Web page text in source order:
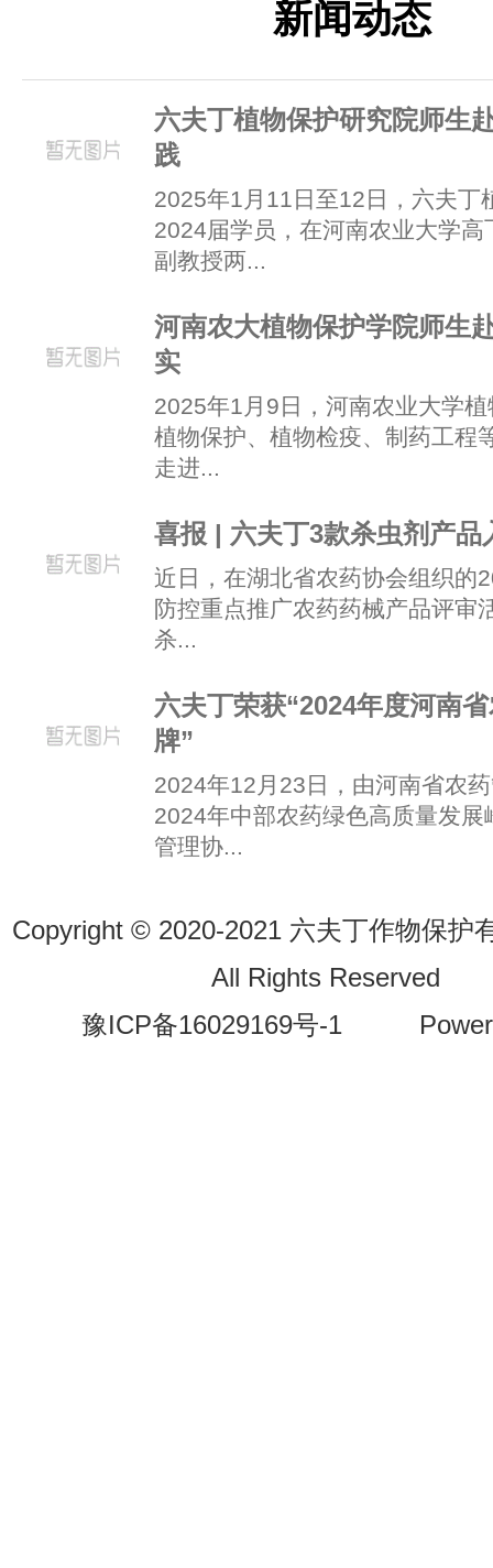
新闻动态
六夫丁植物保护研究院师生
践
2025年1月11日至12日，六夫丁
2024届学员，在河南农业大学高
副教授两...
河南农大植物保护学院师生
实
2025年1月9日，河南农业大学
植物保护、植物检疫、制药工程
走进...
喜报 | 六夫丁3款杀虫剂产品
近日，在湖北省农药协会组织的
防控重点推广农药药械产品评审
杀...
六夫丁荣获“2024年度河南
牌”
2024年12月23日，由河南省农
2024年中部农药绿色高质量发展
管理协...
Copyright © 2020-2021 六夫丁作物保护
All Rights Reserved
豫ICP备16029169号-1